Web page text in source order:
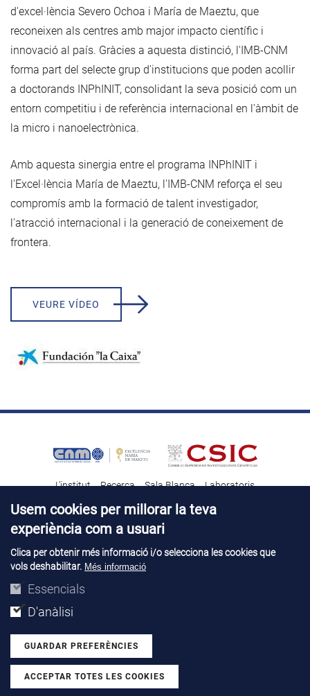
d'excel·lència Severo Ochoa i María de Maeztu, que
reconeixen als centres amb major impacto científic i
innovació al país. Gràcies a aquesta distinció, l'IMB-CNM
forma part del selecte grup d'institucions que poden acollir
a doctorands INPhINIT, consolidant la seva posició com un
entorn competitiu i de referència internacional en l'àmbit de
la micro i nanoelectrònica.
Amb aquesta sinergia entre el programa INPhINIT i
l'Excel·lència María de Maeztu, l'IMB-CNM reforça el seu
compromís amb la formació de talent investigador,
l'atracció internacional i la generació de coneixement de
frontera.
VEURE VÍDEO
L'institut Recerca Sala Blanca
Laboratoris
Transferència tecnològica
Notícies & Divulgació
Contacte Talent
Avís legal Perfil del contractant
Usem cookies per millorar la teva
experiència com a usuari
Clica per obtenir més informació i/o selecciona les cookies que
vols deshabilitar. Més informació
Essencials
D'anàlisi
GUARDAR PREFERÈNCIES
ACCEPTAR TOTES LES COOKIES